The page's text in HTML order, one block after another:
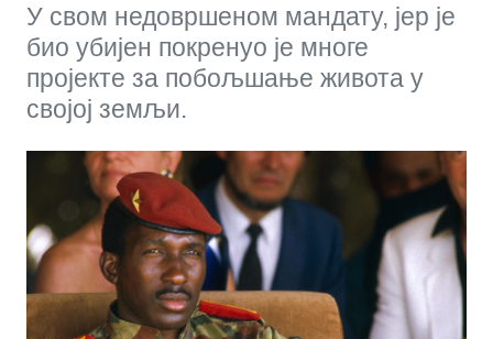
У свом недовршеном мандату, јер је
био убијен покренуо је многе
пројекте за побољшање живота у
својој земљи.